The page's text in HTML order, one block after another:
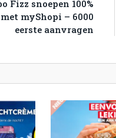
Fizz snoepen 100%
myShopi – 6000
eerste aanvragen